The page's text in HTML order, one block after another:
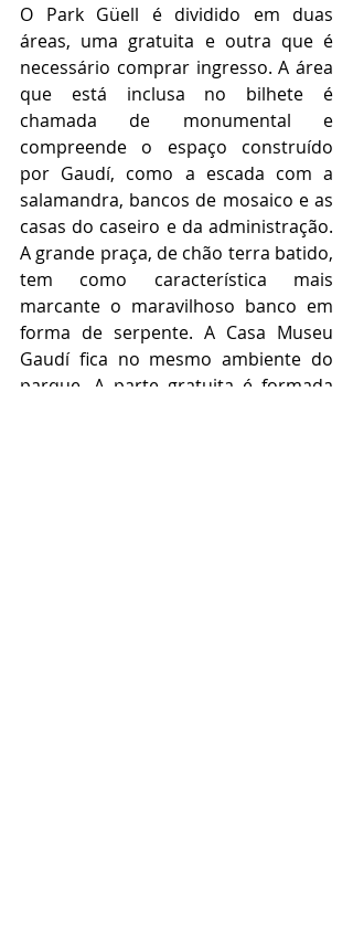
O Park Güell é dividido em duas
áreas, uma gratuita e outra que é
necessário comprar ingresso. A área
que está inclusa no bilhete é
chamada de monumental e
compreende o espaço construído
por Gaudí, como a escada com a
salamandra, bancos de mosaico e as
casas do caseiro e da administração.
A grande praça, de chão terra batido,
tem como característica mais
marcante o maravilhoso banco em
forma de serpente. A Casa Museu
Gaudí fica no mesmo ambiente do
parque. A parte gratuita é formada